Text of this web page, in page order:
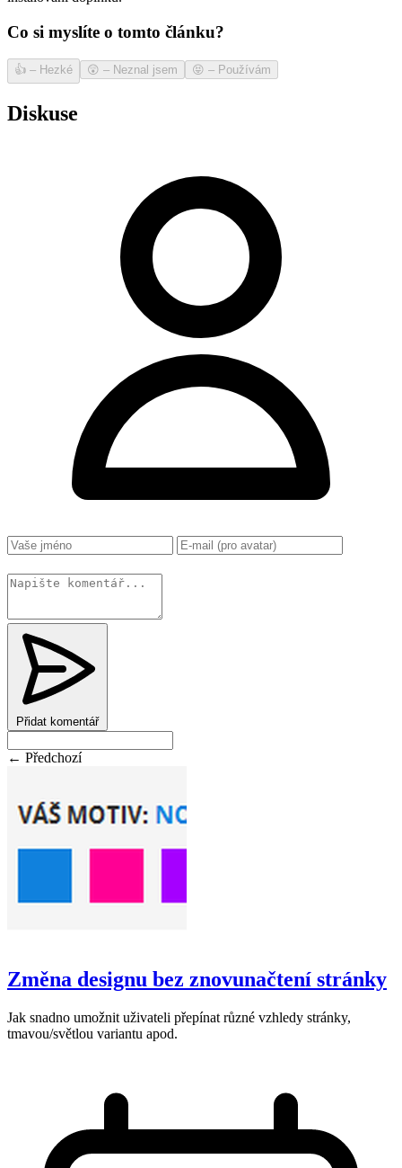
Co si myslíte o tomto článku?
👍 – Hezké 😲 – Neznal jsem 😝 – Používám
Diskuse
Přidat komentář
← Předchozí
Změna designu bez znovunačtení stránky
Jak snadno umožnit uživateli přepínat různé vzhledy stránky,
tmavou/světlou variantu apod.